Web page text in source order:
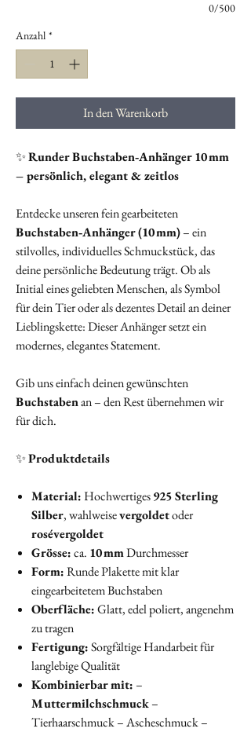
0/500
Anzahl *
In den Warenkorb
✨Runder Buchstaben‑Anhänger 10 mm
– persönlich, elegant & zeitlos
Entdecke unseren fein gearbeiteten
Buchstaben‑Anhänger (10 mm)– ein
stilvolles, individuelles Schmuckstück, das
deine persönliche Bedeutung trägt. Ob als
Initial eines geliebten Menschen, als Symbol
für dein Tier oder als dezentes Detail an deiner
Lieblingskette: Dieser Anhänger setzt ein
modernes, elegantes Statement.
Gib uns einfach deinen gewünschten
Buchstabenan – den Rest übernehmen wir
für dich.
✨Produktdetails
Material:Hochwertiges925 Sterling
Silber, wahlweisevergoldetoder
rosévergoldet
Grösse:ca. 10 mmDurchmesser
Form:Runde Plakette mit klar
eingearbeitetem Buchstaben
Oberfläche:Glatt, edel poliert, angenehm
zu tragen
Fertigung:Sorgfältige Handarbeit für
langlebige Qualität
Kombinierbar mit:–
Muttermilchschmuck–
Tierhaarschmuck – Ascheschmuck –